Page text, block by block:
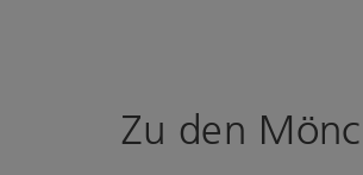
Zu den